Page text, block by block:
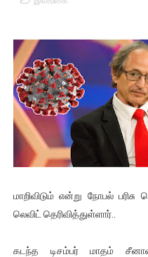
கைது செய்யப்பட்ட இளைஞன்
தடுப்பூசியை பெற்றுக்
சிறுமியை பாலியல்
பிரபல நடிகை தூக்கிட்டு
வடிவேலுவுக்கு நீதிமன்றம்
தியாகதீபம் லெப்.கேணல்
மாறிவிடும் என்று நோபல்
லெவிட் தெரிவித்துள்ளார்..
கடந்த டிசம்பர் மாதம்